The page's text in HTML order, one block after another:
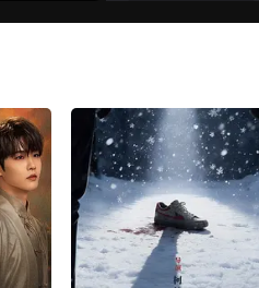
第31集
第33集